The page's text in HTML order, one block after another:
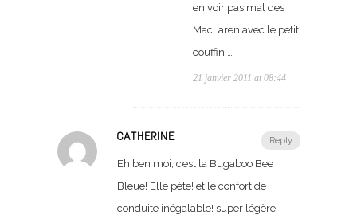
en voir pas mal des
MacLaren avec le petit
couffin …
21 janvier 2011 at 08:44
Reply
CATHERINE
Eh ben moi, c’est la Bugaboo Bee
Bleue! Elle pète! et le confort de
conduite inégalable! super légère,